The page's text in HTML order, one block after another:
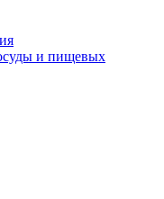
и пищевых